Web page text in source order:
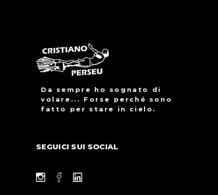
Da sempre ho sognato di
volare... Forse perché sono
fatto per stare in cielo.
SEGUICI SUI SOCIAL